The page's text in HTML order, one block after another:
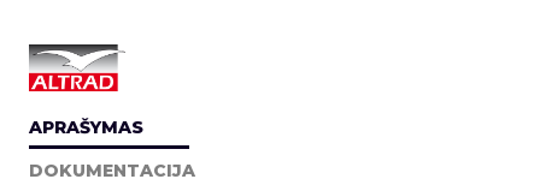
APRAŠYMAS
DOKUMENTACIJA